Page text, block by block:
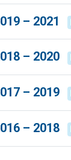
– 2021
– 2020
– 2019
– 2018